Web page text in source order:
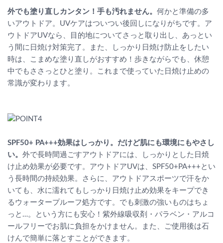
外でも塗り直しカンタン！手も汚れません。 何かと準備の多
いアウトドア。UVケアはついつい後回しになりがちです。ア
ウトドアUVなら、目的地についてさっと取り出し、あっとい
う間に日焼け対策完了。また、しっかり日焼け防止をしたい
時は、こまめな塗り直しがおすすめ！歩きながらでも、休憩
中でもささっとひと塗り。これまで使っていた日焼け止めの
常識が変わります。
SPF50+ PA+++効果はしっかり。だけど肌にも環境にもやさし
い。 外で長時間過ごすアウトドアには、しっかりとした日焼
け止め効果が必要です。アウトドアUVは、SPF50+PA+++とい
う長時間の持続効果。さらに、アウトドアスポーツで汗をか
いても、水に濡れてもしっかり日焼け止め効果をキープでき
るウォータープルーフ処方です。でも刺激の強いものはちょ
っと…。という方にも安心！紫外線吸収剤・パラベン・アルコ
ールフリーでお肌に負担をかけません。また、ご使用後は石
けんで簡単に落とすことができます。